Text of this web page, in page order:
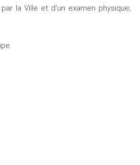
la Ville et d’un examen physique;